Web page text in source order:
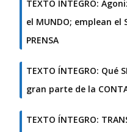
TEXTO ÍNTEGRO:
el MUNDO; emplean
PRENSA
TEXTO ÍNTEGRO: Qué
gran parte de la
TEXTO ÍNTEGRO: